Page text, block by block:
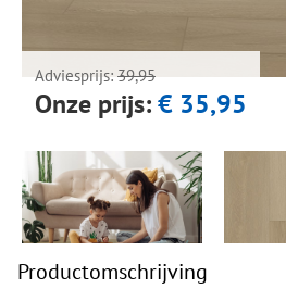
Adviesprijs:39,95
Onze prijs:€ 35,95
Productomschrijving